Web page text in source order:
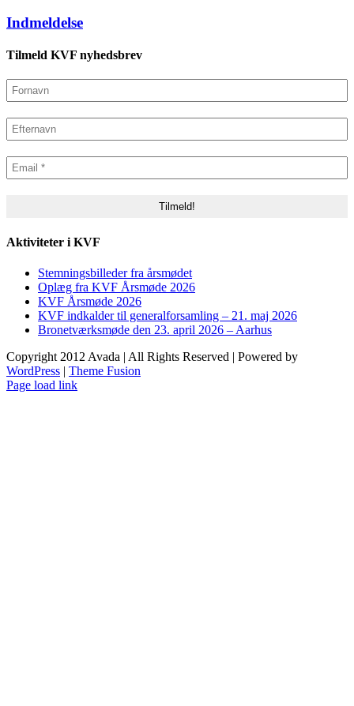
Indmeldelse
Tilmeld KVF nyhedsbrev
Aktiviteter i KVF
Stemningsbilleder fra årsmødet
Oplæg fra KVF Årsmøde 2026
KVF Årsmøde 2026
KVF indkalder til generalforsamling – 21. maj 2026
Bronetværksmøde den 23. april 2026 – Aarhus
Copyright 2012 Avada | All Rights Reserved | Powered by
WordPress | Theme Fusion
Toggle
Page load link